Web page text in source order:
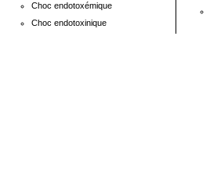
Choc endotoxémique
Choc endotoxinique